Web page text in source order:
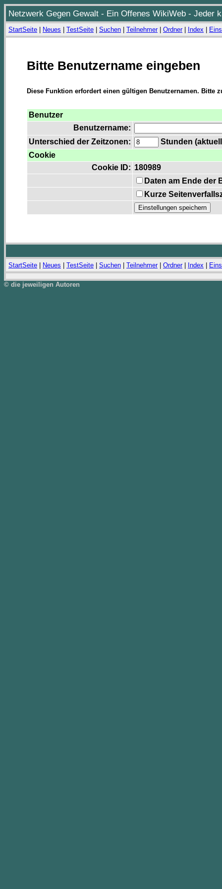
Netzwerk Gegen Gewalt - Ein Offenes WikiWeb - Jeder
StartSeite Neues TestSeite Suchen Teilnehmer| Ordner| Index
Bitte Benutzername eingeben
Diese Funktion erfordert einen gültigen Benutzernamen. Bitte
Benutzer
Benutzername:
Unterschied der Zeitzonen:
Stunden
Cookie
Cookie ID: 180989
Daten am Ende der
Kurze
StartSeite Neues TestSeite Suchen Teilnehmer| Ordner| Index
© die jeweiligen Autoren